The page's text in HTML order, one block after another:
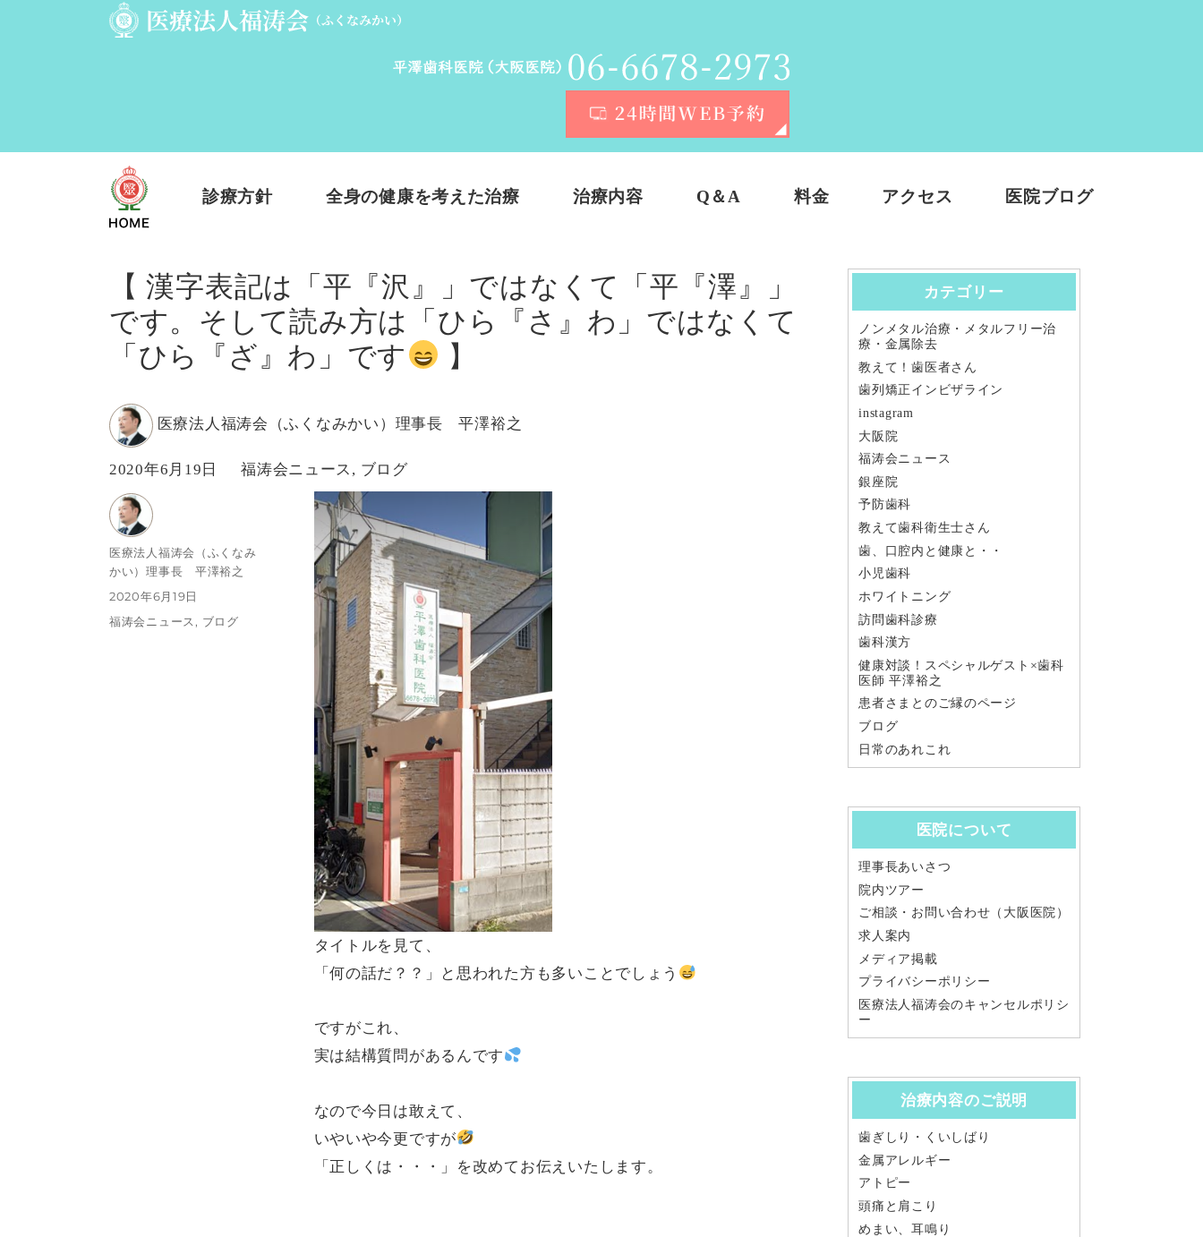
診療方針 全身の健康を考えた治療 治療内容 Q＆A 料金 アクセス 医院ブログ
【 漢字表記は「平『沢』」ではなくて「平『澤』」
です。そして読み方は「ひら『さ』わ」ではなくて
「ひら『ざ』わ」です
】
投
者
医療法人福涛会（ふくなみかい）理事長 平澤裕之
投
稿
日:
2020年6月19日
カ
リ
ー
福涛会ニュース , ブログ
タイトルを見て、
「何の話だ？？」と思われた方も多いことでしょう
ですがこれ、
実は結構質問があるんです
なので今日は敢えて、
いやいや今更ですが
「正しくは・・・」を改めてお伝えいたします。
投
稿
医療法人福涛会（ふくなみ
かい）理事長 平澤裕之
投
稿
2020年6月19日
カ
福涛会ニュース , ブログ
カテゴリー
ノンメタル治療・メタルフリー治
療・金属除去
教えて！歯医者さん
歯列矯正インビザライン
instagram
大阪院
福涛会ニュース
銀座院
予防歯科
教えて歯科衛生士さん
歯、口腔内と健康と・・
小児歯科
ホワイトニング
訪問歯科診療
歯科漢方
健康対談！スペシャルゲスト×歯科
医師 平澤裕之
患者さまとのご縁のページ
ブログ
日常のあれこれ
医院について
理事長あいさつ
院内ツアー
ご相談・お問い合わせ（大阪医院）
求人案内
メディア掲載
プライバシーポリシー
医療法人福涛会のキャンセルポリシ
ー
治療内容のご説明
歯ぎしり・くいしばり
金属アレルギー
アトピー
頭痛と肩こり
めまい、耳鳴り